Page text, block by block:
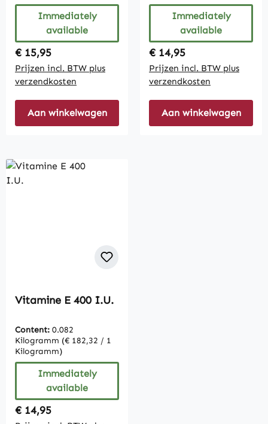
Immediately
available
Regular price:
€ 15,95
Prijzen incl. BTW plus
verzendkosten
Aan winkelwagen
Immediately
available
Regular price:
€ 14,95
Prijzen incl. BTW plus
verzendkosten
Aan winkelwagen
Vitamine E 400 I.U.
Content: 0.082
Kilogramm (€ 182,32 / 1
Kilogramm)
Immediately
available
Regular price:
€ 14,95